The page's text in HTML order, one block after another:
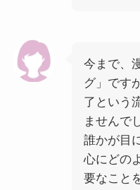
今まで、
グ」です
了という
ませんで
誰かが目
心にどの
要なこと